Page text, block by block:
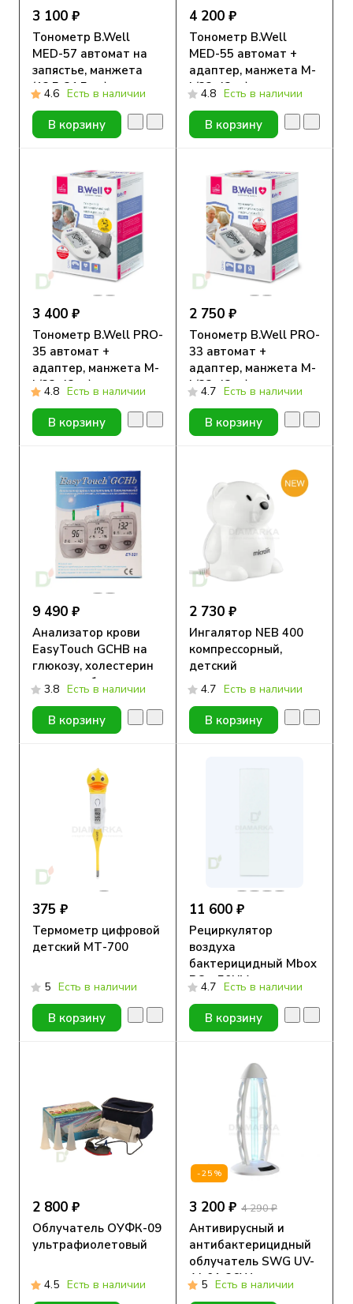
3 100 ₽
Тонометр B.Well
MED-57 автомат на
запястье, манжета
(13,5-21,5 см)
4.6 Есть в наличии
В корзину
4 200 ₽
Тонометр B.Well
MED-55 автомат +
адаптер, манжета M-
L(22-42см)
4.8 Есть в наличии
В корзину
3 400 ₽
Тонометр B.Well PRO-
35 автомат +
адаптер, манжета M-
L(22-42см)
4.8 Есть в наличии
В корзину
2 750 ₽
Тонометр B.Well PRO-
33 автомат +
адаптер, манжета M-
L(22-42см)
4.7 Есть в наличии
В корзину
9 490 ₽
Анализатор крови
EasyTouch GCHB на
глюкозу, холестерин
и гемоглобин
3.8 Есть в наличии
В корзину
2 730 ₽
Ингалятор NEB 400
компрессорный,
детский
4.7 Есть в наличии
В корзину
375 ₽
Термометр цифровой
детский МТ-700
5 Есть в наличии
В корзину
11 600 ₽
Рециркулятор
воздуха
бактерицидный Mbox
PO - 50UV
4.7 Есть в наличии
В корзину
2 800 ₽
Облучатель ОУФК-09
ультрафиолетовый
4.5 Есть в наличии
-25%
3 200 ₽ 4 290 ₽
Антивирусный и
антибактерицидный
облучатель SWG UV-
AJ-01-36W c
датчиком движения
5 Есть в наличии